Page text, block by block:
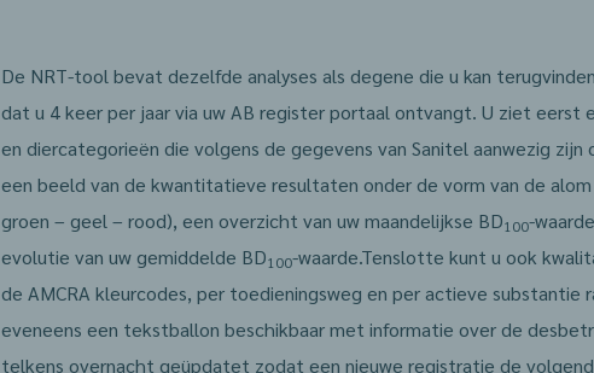
De NRT-tool bevat dezelfde analyses als degene die u kan
dat u 4 keer per jaar via uw AB register portaal ontvangt. U ziet eerst
en diercategorieën die volgens de gegevens van Sanitel aanwezig
een beeld van de kwantitatieve resultaten onder de vorm van de
groen – geel – rood), een overzicht van uw maandelijkse BD100-
evolutie van uw gemiddelde BD100-waarde.Tenslotte kunt u ook
de AMCRA kleurcodes, per toedieningsweg en per actieve substantie
eveneens een tekstballon beschikbaar met informatie over de
telkens overnacht geüpdatet zodat een nieuwe registratie de